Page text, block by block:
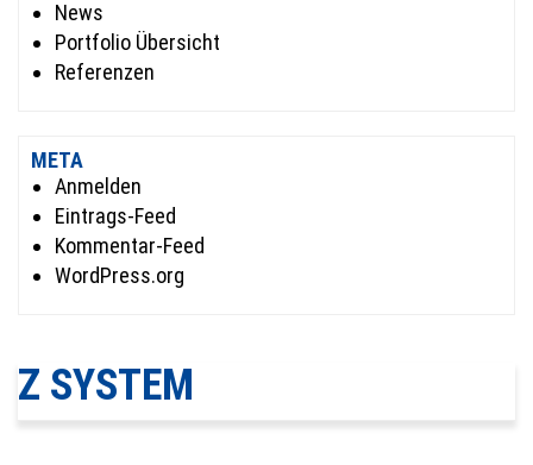
News
Portfolio Übersicht
Referenzen
META
Anmelden
Eintrags-Feed
Kommentar-Feed
WordPress.org
Z SYSTEM